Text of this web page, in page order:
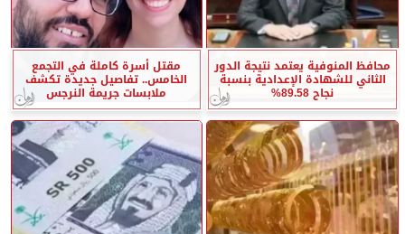
محافظ المنوفية يعتمد نتيجة الدور
الثاني للشهادة الإعدادية بنسبة
نجاح 89.58%
مقتل أسرة كاملة في التجمع
الخامس.. تفاصيل جديدة تكشف
ملابسات جريمة النرجس